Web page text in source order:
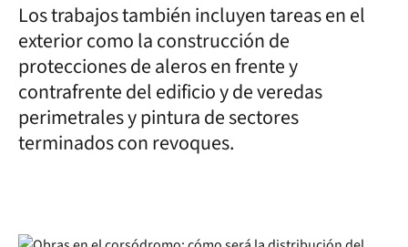
Los trabajos también incluyen tareas en el
exterior como la construcción de
protecciones de aleros en frente y
contrafrente del edificio y de veredas
perimetrales y pintura de sectores
terminados con revoques.